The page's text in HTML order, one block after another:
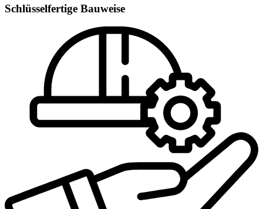
Schlüsselfertige Bauweise